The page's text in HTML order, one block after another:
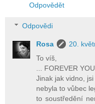
Odpovědět
Odpovědi
Rosa
20.
To víš,
... FOREVER
Jinak jak vidno,
nebyla to vůbec
to soustředění